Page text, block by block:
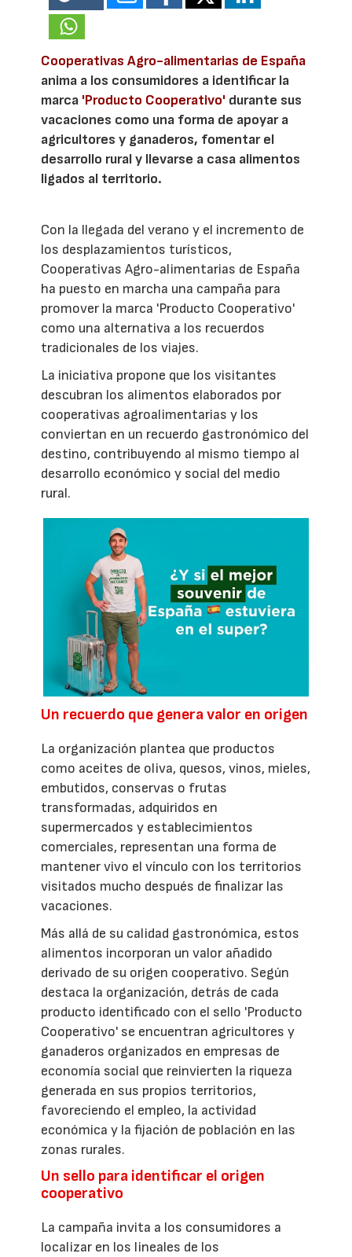
Cooperativas Agro-alimentarias de España
anima a los consumidores a identificar la
marca 'Producto Cooperativo' durante sus
vacaciones como una forma de apoyar a
agricultores y ganaderos, fomentar el
desarrollo rural y llevarse a casa alimentos
ligados al territorio.
Con la llegada del verano y el incremento de
los desplazamientos turísticos,
Cooperativas Agro-alimentarias de España
ha puesto en marcha una campaña para
promover la marca 'Producto Cooperativo'
como una alternativa a los recuerdos
tradicionales de los viajes.
La iniciativa propone que los visitantes
descubran los alimentos elaborados por
cooperativas agroalimentarias y los
conviertan en un recuerdo gastronómico del
destino, contribuyendo al mismo tiempo al
desarrollo económico y social del medio
rural.
Un recuerdo que genera valor en origen
La organización plantea que productos
como aceites de oliva, quesos, vinos, mieles,
embutidos, conservas o frutas
transformadas, adquiridos en
supermercados y establecimientos
comerciales, representan una forma de
mantener vivo el vínculo con los territorios
visitados mucho después de finalizar las
vacaciones.
Más allá de su calidad gastronómica, estos
alimentos incorporan un valor añadido
derivado de su origen cooperativo. Según
destaca la organización, detrás de cada
producto identificado con el sello 'Producto
Cooperativo' se encuentran agricultores y
ganaderos organizados en empresas de
economía social que reinvierten la riqueza
generada en sus propios territorios,
favoreciendo el empleo, la actividad
económica y la fijación de población en las
zonas rurales.
Un sello para identificar el origen
cooperativo
La campaña invita a los consumidores a
localizar en los lineales de los